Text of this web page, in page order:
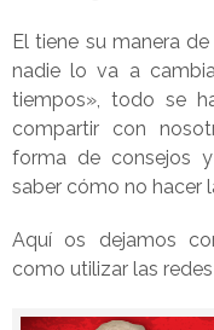
El tiene su manera
nadie lo va a
tiempos», todo se
compartir con
forma de consejos y
saber cómo no hacer
Aquí os dejamos
como utilizar las